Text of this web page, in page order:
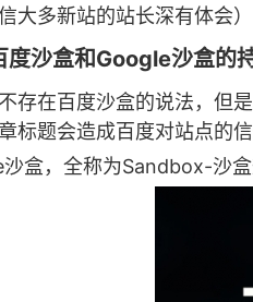
大多新站的站长深有体会）
度沙盒和Google沙盒的
存在百度沙盒的说法，但
标题会造成百度对站点的信
盒，全称为Sandbox-沙盒